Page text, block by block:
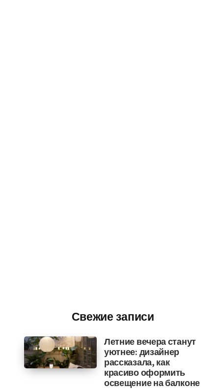
Свежие записи
Летние вечера станут
уютнее: дизайнер
рассказала, как
красиво оформить
освещение на балконе